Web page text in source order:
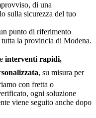
di una
sulla sicurezza del tuo
punto di riferimento
la provincia di Modena.
interventi rapidi,
, su misura per
con fretta o
ogni soluzione
viene seguito anche dopo